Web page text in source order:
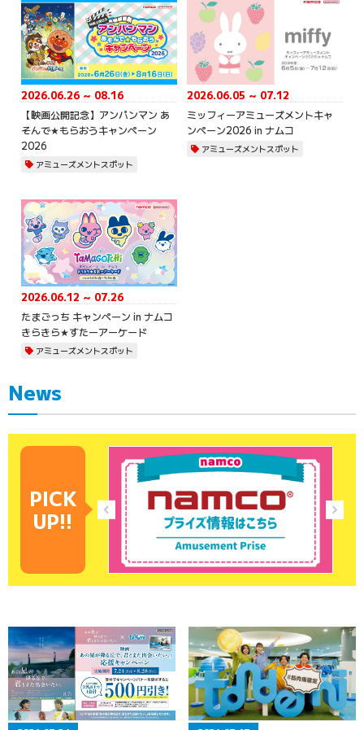
2026.06.26 ～ 08.16
【映画公開記念】アンパンマン あ
そんで★もらおうキャンペーン
2026
アミューズメントスポット
2026.06.05 ～ 07.12
ミッフィーアミューズメントキャ
ンペーン2026 in ナムコ
アミューズメントスポット
2026.06.12 ～ 07.26
たまごっち キャンペーン in ナムコ
きらきら★すたーアーケード
アミューズメントスポット
News
PICK
UP!!